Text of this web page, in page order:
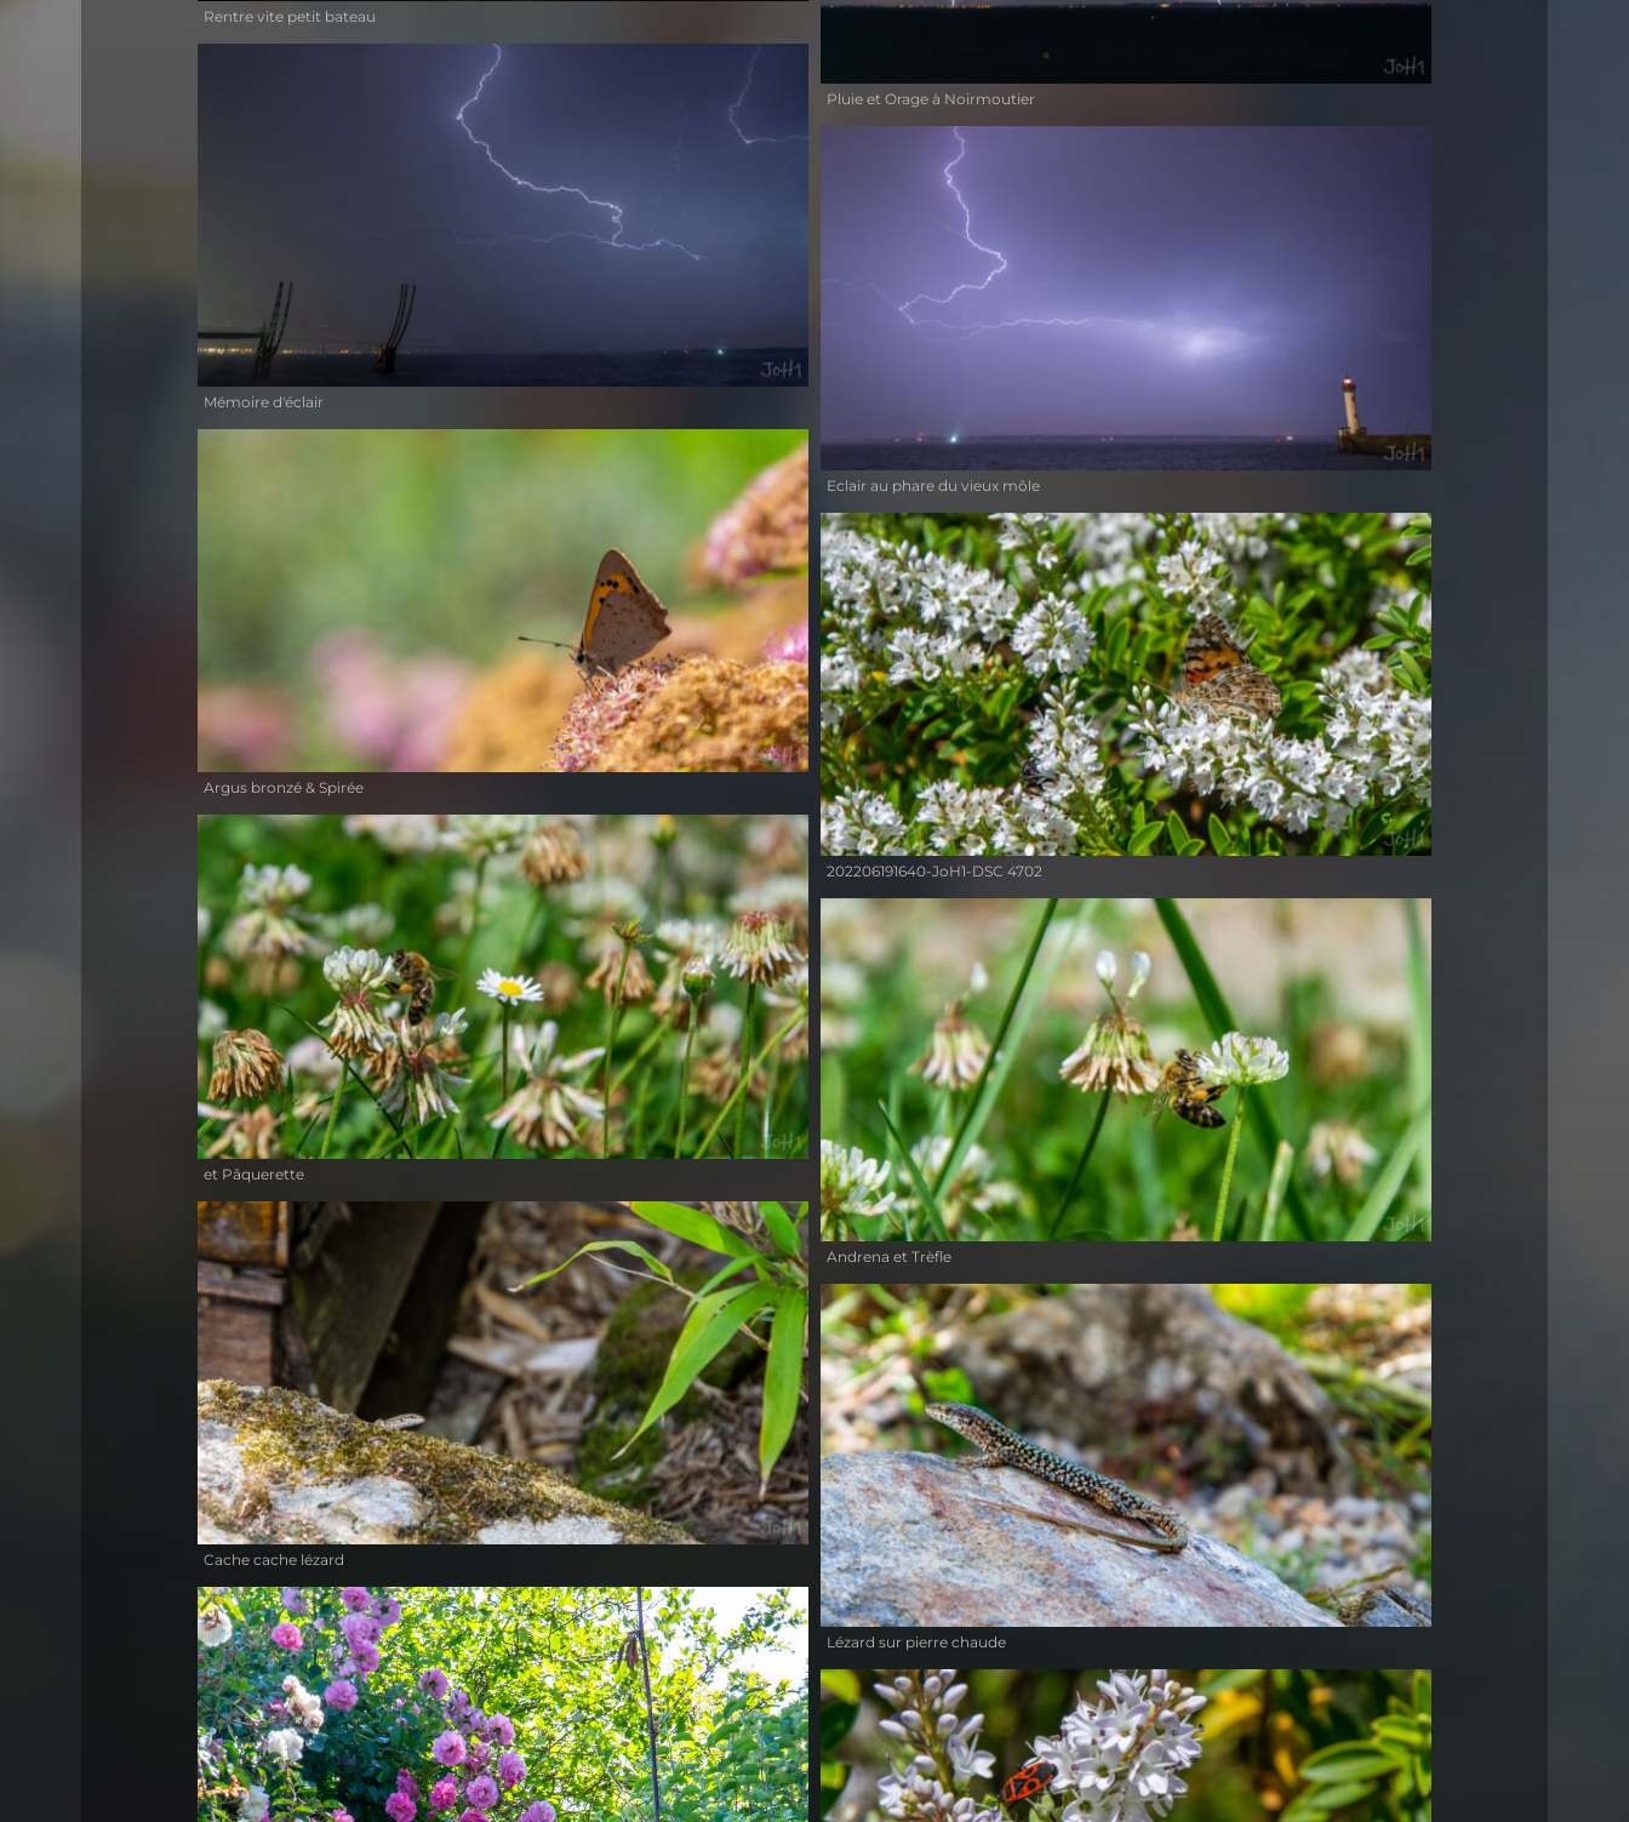
Rentre vite petit bateau
Mémoire d'éclair
Argus bronzé & Spirée
et Pâquerette
Cache cache lézard
Pluie et Orage à Noirmoutier
Eclair au phare du vieux môle
202206191640-JoH1-DSC 4702
Andrena et Trèfle
Lézard sur pierre chaude